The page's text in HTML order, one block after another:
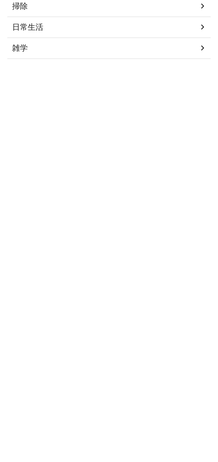
掃除
日常生活
雑学